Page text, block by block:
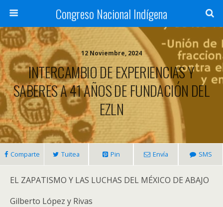
Congreso Nacional Indígena
12 Noviembre, 2024
INTERCAMBIO DE EXPERIENCIAS Y
SABERES A 41 AÑOS DE FUNDACIÓN DEL
EZLN
Comparte Tuitea Pin Envía SMS
EL ZAPATISMO Y LAS LUCHAS DEL MÉXICO DE ABAJO
Gilberto López y Rivas